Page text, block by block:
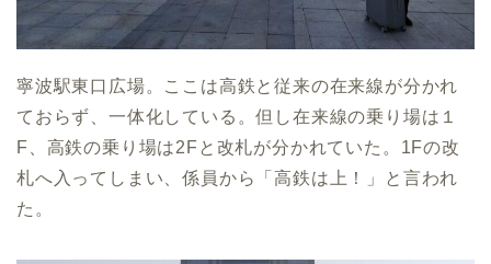
寧波駅東口広場。ここは高鉄と従来の在来線が分かれ
ておらず、一体化している。但し在来線の乗り場は１
F、高鉄の乗り場は2Fと改札が分かれていた。1Fの改
札へ入ってしまい、係員から「高鉄は上！」と言われ
た。